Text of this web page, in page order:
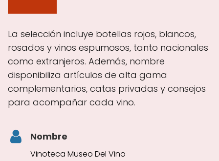
La selección incluye botellas rojos, blancos,
rosados y vinos espumosos, tanto nacionales
como extranjeros. Además, nombre
disponibiliza artículos de alta gama
complementarios, catas privadas y consejos
para acompañar cada vino.
Nombre
Vinoteca Museo Del Vino